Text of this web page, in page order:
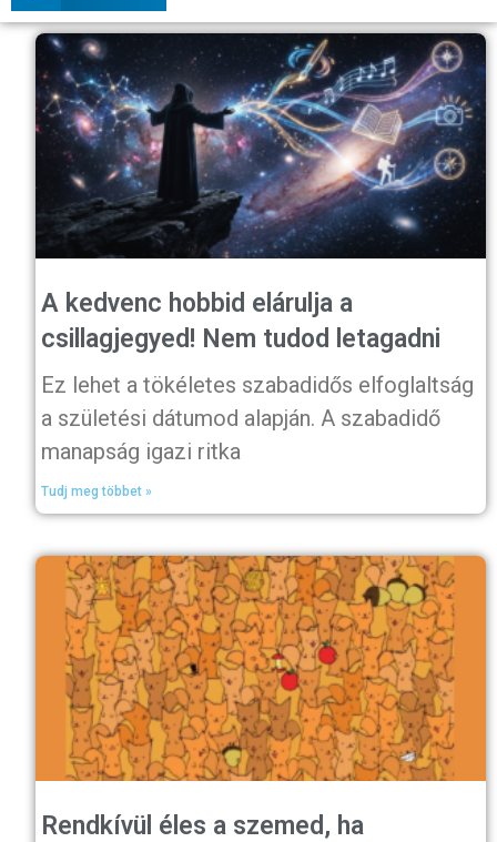
A kedvenc hobbid elárulja a
csillagjegyed! Nem tudod letagadni
Ez lehet a tökéletes szabadidős elfoglaltság
a születési dátumod alapján. A szabadidő
manapság igazi ritka
Tudj meg többet »
Rendkívül éles a szemed, ha